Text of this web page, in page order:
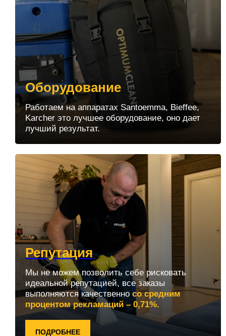
Оборудование
Работаем на аппаратах Santoemma, Bieffee,
Karcher это лучшее оборудование, оно дает
лучший результат.
Репутация
Мы не можем позволить себе рисковать
идеальной репутацией, все заказы
выполняются качественно со средним
процентом рекламаций – 0,71%.
ПОДРОБНЕЕ